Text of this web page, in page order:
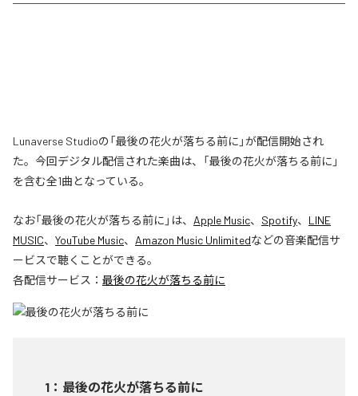
Lunaverse Studioの「最後の花火が落ちる前に」が配信開始され
た。今回デジタル配信された楽曲は、「最後の花火が落ちる前に」
を含む全1曲となっている。
なお「最後の花火が落ちる前に 」は、 Apple Music、 Spotify、 LINE
MUSIC、 YouTube Music、 Amazon Music Unlimitedなどの音楽配信サ
ービスで聴くことができる。
各配信サービス： 最後の花火が落ちる前に
1 ： 最後の花火が落ちる前に